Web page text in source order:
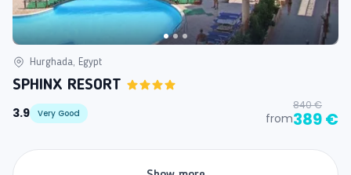
Hurghada, Egypt
SPHINX RESORT
3.9
Very Good from
840 €
389 €